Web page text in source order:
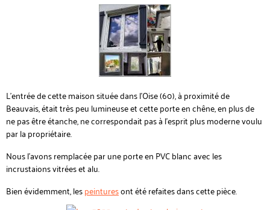
L'entrée de cette maison située dans l'Oise (60), à proximité de
Beauvais, était très peu lumineuse et cette porte en chêne, en plus de
ne pas être étanche, ne correspondait pas à l'esprit plus moderne voulu
par la propriétaire.
Nous l'avons remplacée par une porte en PVC blanc avec les
incrustaions vitrées et alu.
Bien évidemment, lespeinturesont été refaites dans cette pièce.